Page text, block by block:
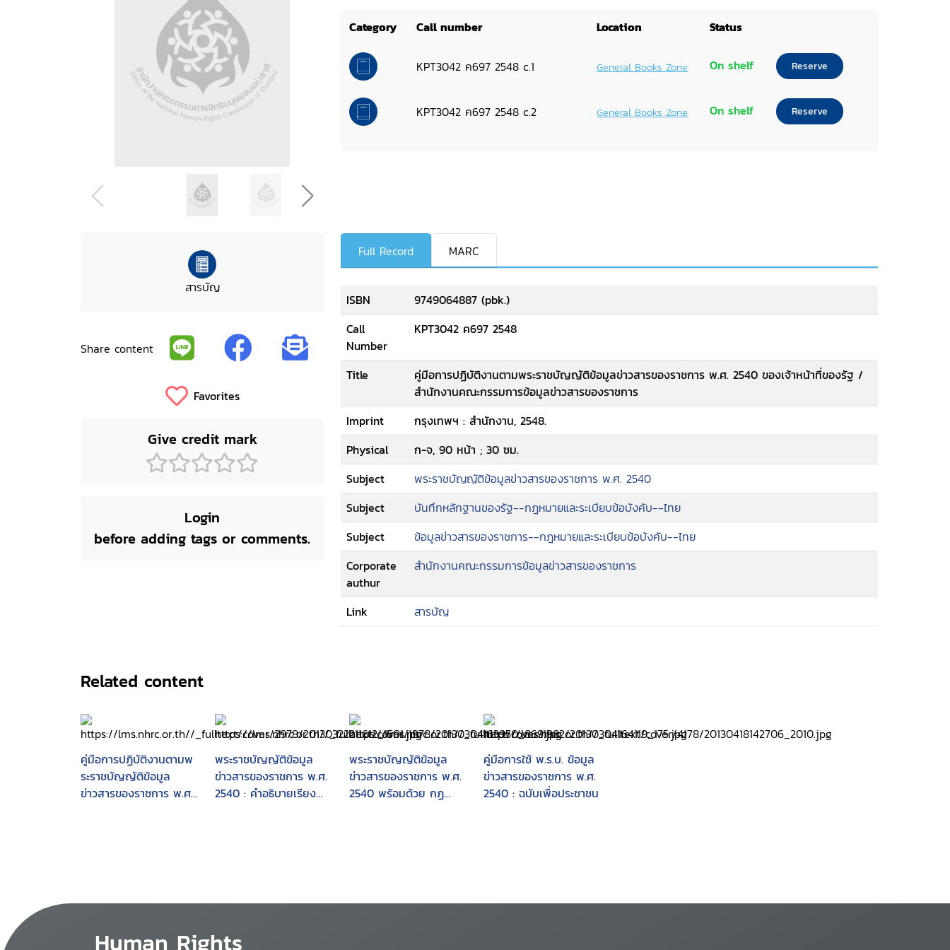
Category Call number Location Status
KPT3042 ค697 2548 c.1 General Books Zone On shelf Reserve
KPT3042 ค697 2548 c.2 General Books Zone On shelf Reserve
สารบัญ
Share content
Favorites
Give credit mark
Login
before adding tags or comments.
Full Record MARC
ISBN
9749064887 (pbk.)
Call
Number
KPT3042 ค697 2548
Title
คู่มือการปฏิบัติงานตามพระราชบัญญัติข้อมูลข่าวสารของราชการ พ.ศ. 2540 ของเจ้าหน้าที่ของรัฐ /
สำนักงานคณะกรรมการข้อมูลข่าวสารของราชการ
Imprint
กรุงเทพฯ : สำนักงาน, 2548.
Physical
ก-จ, 90 หน้า ; 30 ซม.
Subject
พระราชบัญญัติข้อมูลข่าวสารของราชการ พ.ศ. 2540
Subject
บันทึกหลักฐานของรัฐ--กฎหมายและระเบียบข้อบังคับ--ไทย
Subject
ข้อมูลข่าวสารของราชการ--กฎหมายและระเบียบข้อบังคับ--ไทย
Corporate
authur
สำนักงานคณะกรรมการข้อมูลข่าวสารของราชการ
Link สารบัญ
Related content
คู่มือการปฏิบัติงานตามพ
ระราชบัญญัติข้อมูล
ข่าวสารของราชการ พ.ศ.
พระราชบัญญัติข้อมูล
ข่าวสารของราชการ พ.ศ.
2540 : คำอธิบายเรียง
พระราชบัญญัติข้อมูล
ข่าวสารของราชการ พ.ศ.
2540 พร้อมด้วย กฏ
คู่มือการใช้ พ.ร.บ. ข้อมูล
ข่าวสารของราชการ พ.ศ.
2540 : ฉบับเพื่อประชาชน
Human Rights